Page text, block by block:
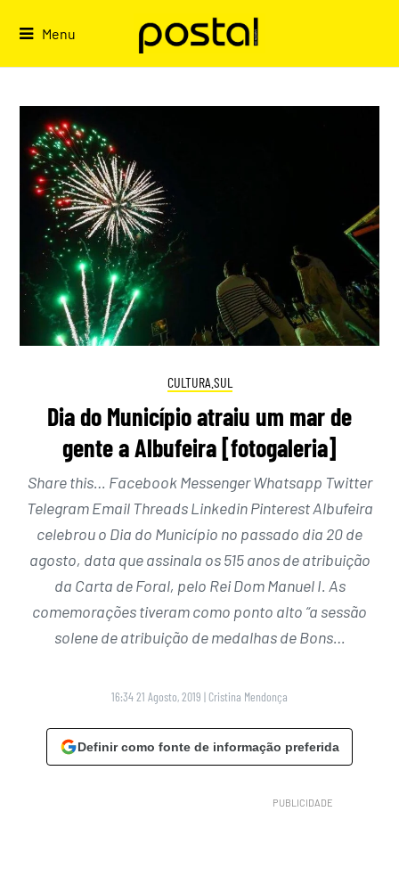
Menu
CULTURA.SUL
Dia do Município atraiu um mar de
gente a Albufeira [fotogaleria]
Share this… Facebook Messenger Whatsapp Twitter
Telegram Email Threads Linkedin Pinterest Albufeira
celebrou o Dia do Município no passado dia 20 de
agosto, data que assinala os 515 anos de atribuição
da Carta de Foral, pelo Rei Dom Manuel I. As
comemorações tiveram como ponto alto “a sessão
solene de atribuição de medalhas de Bons…
16:34 21 Agosto, 2019 | Cristina Mendonça
Definir como fonte de informação preferida